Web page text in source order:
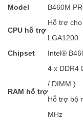
Model
B460M
CPU hỗ trợ
Hỗ trợ
LGA1200
Chipset
Intel®
RAM hỗ trợ
4 x DDR4
/ DIMM )
Hỗ trợ bộ
MHz